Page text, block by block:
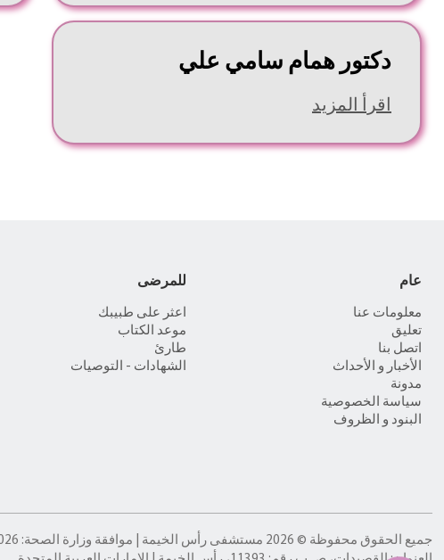
دكتور همام سامي علي
اقرأ المزيد
عام
معلومات عنا
تعليق
اتصل بنا
الأخبار و الأحداث
مدونة
سياسة الخصوصية
البنود و الظروف
للمرضى
اعثر على طبيبك
موعد الكتاب
طارئ
الشهادات - التوصيات
جميع الحقوق محفوظة © 2026 مستشفى رأس الخيمة | موافقة وزارة الصحة: TI96664-15/02/2026